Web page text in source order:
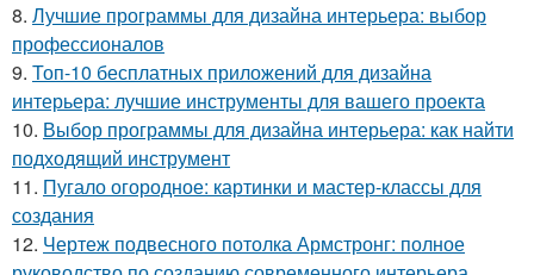
8. Лучшие программы для дизайна интерьера: выбор
профессионалов
9. Топ-10 бесплатных приложений для дизайна
интерьера: лучшие инструменты для вашего проекта
10. Выбор программы для дизайна интерьера: как найти
подходящий инструмент
11. Пугало огородное: картинки и мастер-классы для
создания
12. Чертеж подвесного потолка Армстронг: полное